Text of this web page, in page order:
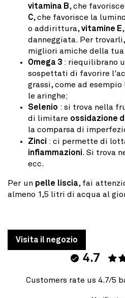
vitamina B, che
C, che favorisce la
o addirittura, vitamine E
danneggiata. Per
migliori amiche della
Omega 3 : riequilibrano
sospettati di favorire
grassi, come ad
le aringhe;
Selenio : si trova nella
di limitare ossidazione
la comparsa di
Zinci : ci permette di
infiammazioni. Si trova
ecc.
Per un pelle liscia, fai
almeno 1,5 litri di acqua al
Visita il negozio
4.7
Customers rate us 4.7/5